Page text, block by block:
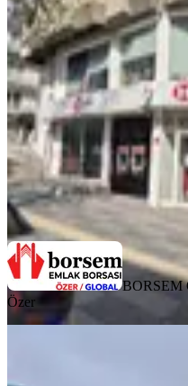
Çankaya,
5+ Oda·
26.04.2026
420.000 ₺
BORSEM ÖZER / GLOBAL
Ara
BORSEM
Özer